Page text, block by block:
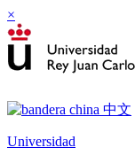
×
Universidad